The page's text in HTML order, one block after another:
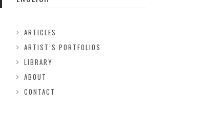
ARTICLES
ARTIST’S PORTFOLIOS
LIBRARY
ABOUT
CONTACT